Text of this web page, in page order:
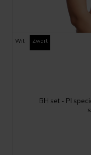
Wit Zwart
BH set - PI